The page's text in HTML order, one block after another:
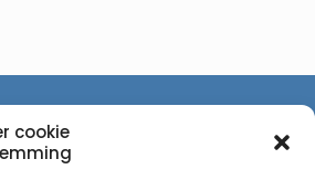
cookie
Cleaning Equipment